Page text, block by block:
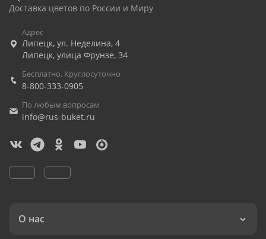
Доставка цветов по России и Миру
Адрес
Липецк, ул. Неделина, 4
Липецк, улица Фрунзе, 34
Бесплатно. Круглосуточно
8-800-333-0905
По любым вопросам
info@rus-buket.ru
О нас